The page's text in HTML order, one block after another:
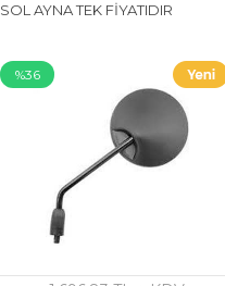
SOL AYNA TEK FİYATIDIR
%36